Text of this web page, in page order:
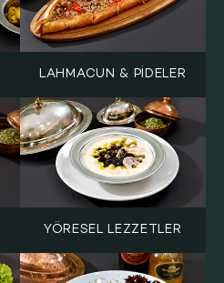
LAHMACUN & PİDELER
YÖRESEL LEZZETLER